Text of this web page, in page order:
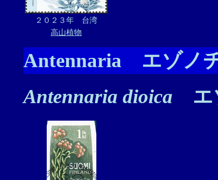
２０２３年 台湾
高山植物
Antennaria エゾノ
Antennaria dioica エ